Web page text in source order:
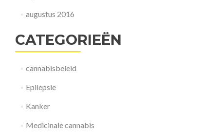
augustus 2016
CATEGORIEËN
cannabisbeleid
Epilepsie
Kanker
Medicinale cannabis